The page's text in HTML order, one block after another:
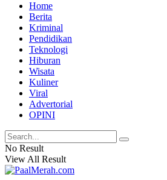
Home
Berita
Kriminal
Pendidikan
Teknologi
Hiburan
Wisata
Kuliner
Viral
Advertorial
OPINI
No Result
View All Result